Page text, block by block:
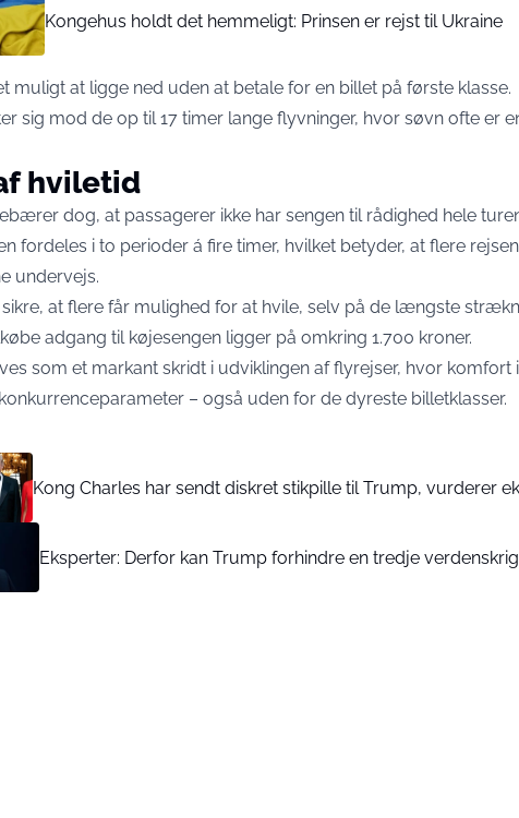
Kongehus holdt det hemmeligt: Prinsen er rejst til Ukraine
muligt at ligge ned uden at betale for en billet på første klasse.
sig mod de op til 17 timer lange flyvninger, hvor søvn ofte er
hviletid
dog, at passagerer ikke har sengen til rådighed hele
fordeles i to perioder á fire timer, hvilket betyder, at flere
undervejs.
at flere får mulighed for at hvile, selv på de længste
adgang til køjesengen ligger på omkring 1.700 kroner.
som et markant skridt i udviklingen af flyrejser, hvor komfort
– også uden for de dyreste billetklasser.
Kong Charles har sendt diskret stikpille til Trump, vurderer
Eksperter: Derfor kan Trump forhindre en tredje verdenskrig